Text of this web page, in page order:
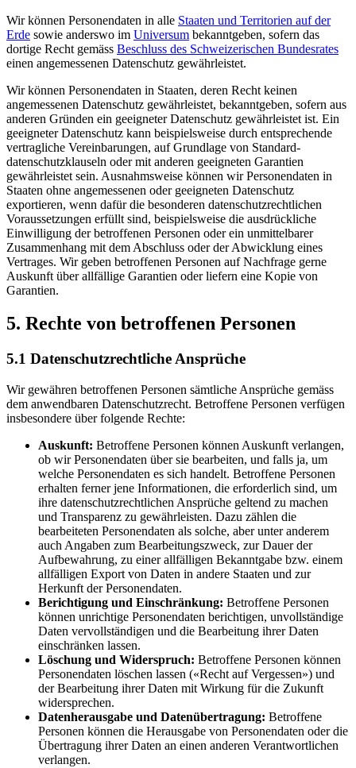
Wir können Personendaten in alle Staaten und Territorien auf der
Erde sowie anderswo im Universum bekanntgeben, sofern das
dortige Recht gemäss Beschluss des Schweizerischen Bundesrates
einen angemessenen Datenschutz gewährleistet.
Wir können Personendaten in Staaten, deren Recht keinen
angemessenen Datenschutz gewährleistet, bekanntgeben, sofern aus
anderen Gründen ein geeigneter Datenschutz gewährleistet ist. Ein
geeigneter Datenschutz kann beispielsweise durch entsprechende
vertragliche Vereinbarungen, auf Grundlage von Standard­
datenschutzklauseln oder mit anderen geeigneten Garantien
gewährleistet sein. Ausnahmsweise können wir Personendaten in
Staaten ohne angemessenen oder geeigneten Datenschutz
exportieren, wenn dafür die besonderen datenschutz­rechtlichen
Voraussetzungen erfüllt sind, beispielsweise die ausdrückliche
Einwilligung der betroffenen Personen oder ein unmittelbarer
Zusammenhang mit dem Abschluss oder der Abwicklung eines
Vertrages. Wir geben betroffenen Personen auf Nachfrage gerne
Auskunft über allfällige Garantien oder liefern eine Kopie von
Garantien.
5. Rechte von betroffenen Personen
5.1 Datenschutzrechtliche Ansprüche
Wir gewähren betroffenen Personen sämtliche Ansprüche gemäss
dem anwendbaren Datenschutzrecht. Betroffene Personen verfügen
insbesondere über folgende Rechte:
Auskunft: Betroffene Personen können Auskunft verlangen,
ob wir Personendaten über sie bearbeiten, und falls ja, um
welche Personendaten es sich handelt. Betroffene Personen
erhalten ferner jene Informationen, die erforderlich sind, um
ihre datenschutzrechtlichen Ansprüche geltend zu machen
und Transparenz zu gewährleisten. Dazu zählen die
bearbeiteten Personendaten als solche, aber unter anderem
auch Angaben zum Bearbeitungszweck, zur Dauer der
Aufbewahrung, zu einer allfälligen Bekanntgabe bzw. einem
allfälligen Export von Daten in andere Staaten und zur
Herkunft der Personendaten.
Berichtigung und Einschränkung: Betroffene Personen
können unrichtige Personendaten berichtigen, unvollständige
Daten vervollständigen und die Bearbeitung ihrer Daten
einschränken lassen.
Löschung und Widerspruch: Betroffene Personen können
Personendaten löschen lassen («Recht auf Vergessen») und
der Bearbeitung ihrer Daten mit Wirkung für die Zukunft
widersprechen.
Datenherausgabe und Datenübertragung: Betroffene
Personen können die Herausgabe von Personendaten oder die
Übertragung ihrer Daten an einen anderen Verantwortlichen
verlangen.